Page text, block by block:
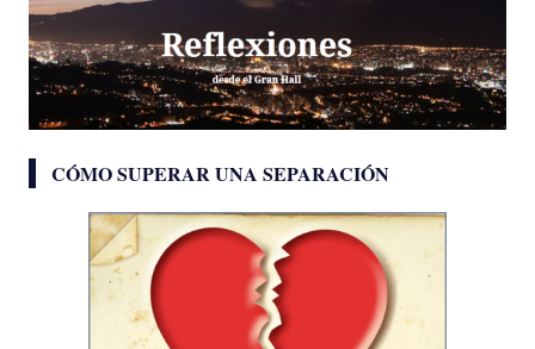
CÓMO SUPERAR UNA SEPARACIÓN